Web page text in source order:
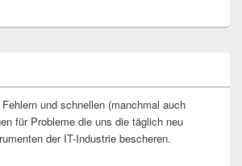
und schnellen (manchmal auch
für Probleme die uns die täglich neu
der IT-Industrie bescheren.